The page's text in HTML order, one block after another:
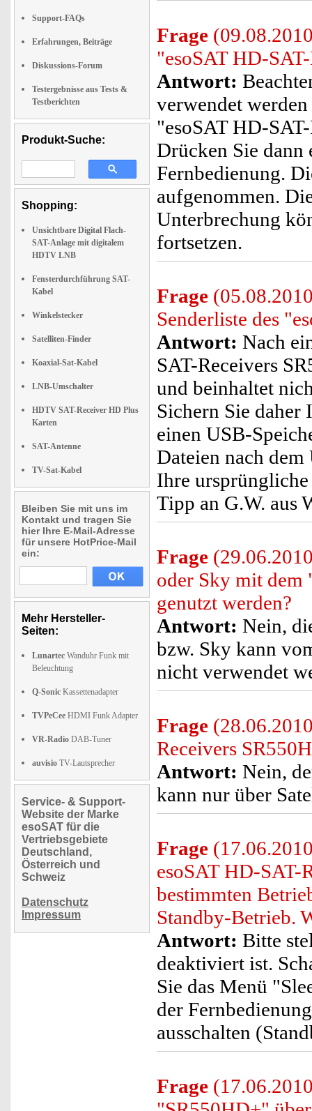
Support-FAQs
Erfahrungen, Beiträge
Diskussions-Forum
Testergebnisse aus Tests &
Testberichten
Produkt-Suche:
Shopping:
Unsichtbare Digital Flach-
SAT-Anlage mit digitalem
HDTV LNB
Fensterdurchführung SAT-
Kabel
Winkelstecker
Satelliten-Finder
Koaxial-Sat-Kabel
LNB-Umschalter
HDTV SAT-Receiver HD Plus
Karten
SAT-Antenne
TV-Sat-Kabel
Bleiben Sie mit uns im
Kontakt und tragen Sie
hier Ihre E-Mail-Adresse
für unsere HotPrice-Mail
ein:
Mehr Hersteller-
Seiten:
Lunartec Wanduhr Funk mit
Beleuchtung
Q-Sonic Kassettenadapter
TVPeCee HDMI Funk Adapter
VR-Radio DAB-Tuner
auvisio TV-Lautsprecher
Service- & Support-
Website der Marke
esoSAT für die
Vertriebsgebiete
Deutschland,
Österreich und
Schweiz
Datenschutz
Impressum
Frage
"esoSAT HD-
Antwort:
verwendet
"esoSAT HD-
Drücken Sie dann
Fernbedienung.
aufgenommen.
Unterbrechung
fortsetzen.
Frage
Senderliste des
Antwort: Nach
SAT-Receivers
und beinhaltet
Sichern Sie daher
einen USB-
Dateien nach
Ihre
Tipp an G.W. aus
Frage
oder Sky mit dem
genutzt werden?
Antwort: Nein,
bzw. Sky kann
nicht verwendet
Frage
Receivers
Antwort: Nein,
kann nur über
Frage
esoSAT HD-SAT-
bestimmten
Standby-Betrieb.
Antwort: Bitte
deaktiviert ist.
Sie das Menü
der
ausschalten
Frage